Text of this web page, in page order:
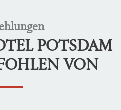
POTSDAM
VON